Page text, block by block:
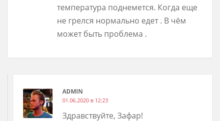
температура поднемется. Когда еще
не грелся нормально едет . В чём
может быть проблема .
ADMIN
01.06.2020 в 12:23
Здравствуйте, Зафар!